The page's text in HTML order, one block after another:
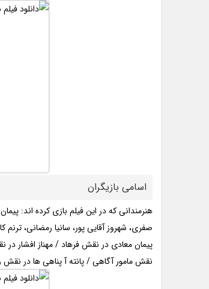
اسامی بازیگران
هنرمندانی که در این فیلم بازی کرده اند:
صفری، شهروز آقایی پور، سانیا رمضانی، ترنم
پیمان معادی در نقش فرهاد / مهناز
نقش مامور آگاهی / پانته آ پناهی ها در نقش